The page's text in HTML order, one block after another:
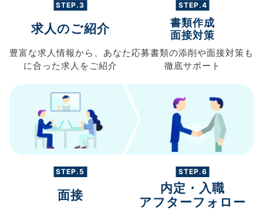
STEP.3
求人のご紹介
豊富な求人情報から、 あなた
に合った求人を ご紹介
STEP.4
書類作成
面接対策
応募書類の添削や面接対策も
徹底サポート
STEP.5
面接
STEP.6
内定・入職
アフターフォロー